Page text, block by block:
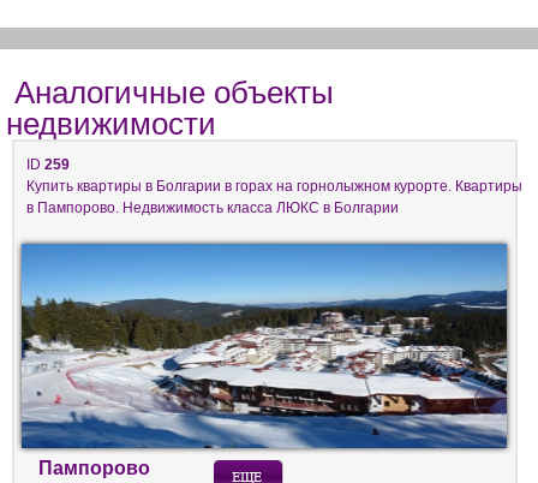
Аналогичные объекты
недвижимости
ID 259
Купить квартиры в Болгарии в горах на горнолыжном курорте. Квартиры
в Пампорово. Недвижимость класса ЛЮКС в Болгарии
Пампорово